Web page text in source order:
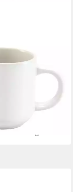
BY LENA GERCKE
Set Nayela, 6-
modern